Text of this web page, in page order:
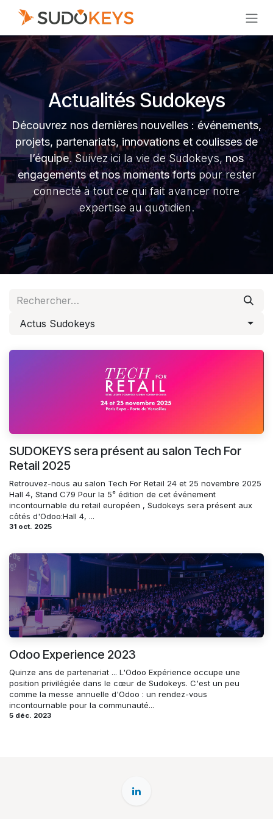
Se rendre au contenu
Actualités Sudokeys
Découvrez nos dernières nouvelles : événements,
projets, partenariats, innovations et coulisses de
l’équipe. Suivez ici la vie de Sudokeys,nos
engagements et nos moments fortspour rester
connecté à tout ce qui fait avancer notre
expertise au quotidien.
Actus Sudokeys
SUDOKEYS sera présent au salon Tech For
Retail 2025
Retrouvez-nous au salon Tech For Retail 24 et 25 novembre 2025
Hall 4, Stand C79 Pour la 5ᵉ édition de cet événement
incontournable du retail européen , Sudokeys sera présent aux
côtés d'Odoo:Hall 4, ...
31 oct. 2025
Odoo Experience 2023
Quinze ans de partenariat ... L'Odoo Expérience occupe une
position privilégiée dans le cœur de Sudokeys. C'est un peu
comme la messe annuelle d'Odoo : un rendez-vous
incontournable pour la communauté...
5 déc. 2023